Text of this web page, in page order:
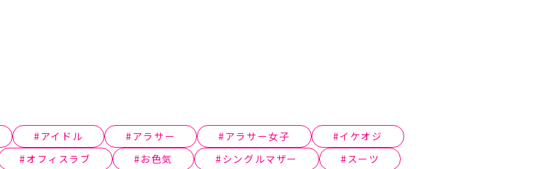
アイドル アラサー アラサー女子
イケオジ
オフィスラブ お色気 シングルマザー
スーツ